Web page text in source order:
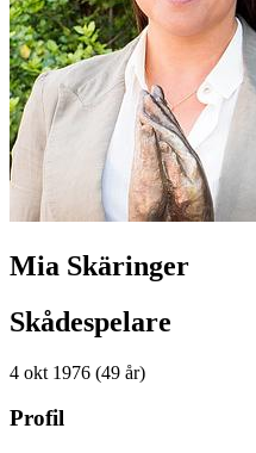
Mia Skäringer
Skådespelare
4 okt 1976 (49 år)
Profil